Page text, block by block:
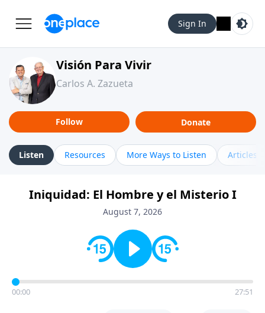
Sign In
Visión Para Vivir
Carlos A. Zazueta
Follow Donate
Listen Resources More Ways to Listen Articles
Iniquidad: El Hombre y el Misterio I
August 7, 2026
00:00 27:51